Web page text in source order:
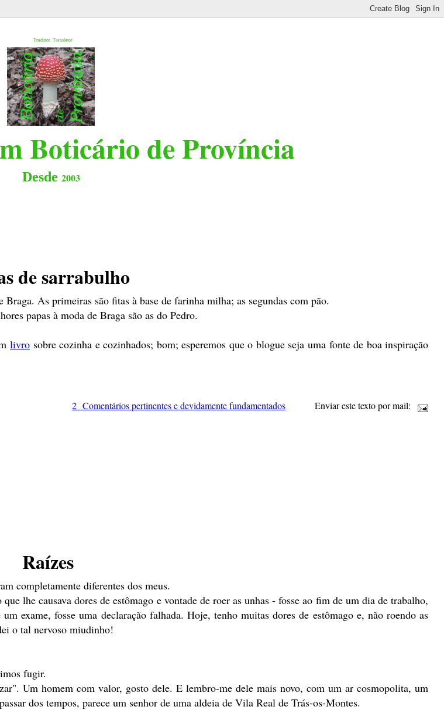
Tradutor Translator
Boticário de Província
Desde 2003
de sarrabulho
As primeiras são fitas à base de farinha milha; as segundas com pão.
papas à moda de Braga são as do Pedro.
livro sobre cozinha e cozinhados; bom; esperemos que o blogue seja uma fonte de boa inspiração
2 Comentários pertinentes e devidamente fundamentados Enviar este texto por mail:
Raízes
completamente diferentes dos meus.
lhe causava dores de estômago e vontade de roer as unhas - fosse ao fim de um dia de trabalho,
exame, fosse uma declaração falhada. Hoje, tenho muitas dores de estômago e, não roendo as
o tal nervoso miudinho!
fugir.
Um homem com valor, gosto dele. E lembro-me dele mais novo, com um ar cosmopolita, um
dos tempos, parece um senhor de uma aldeia de Vila Real de Trás-os-Montes.